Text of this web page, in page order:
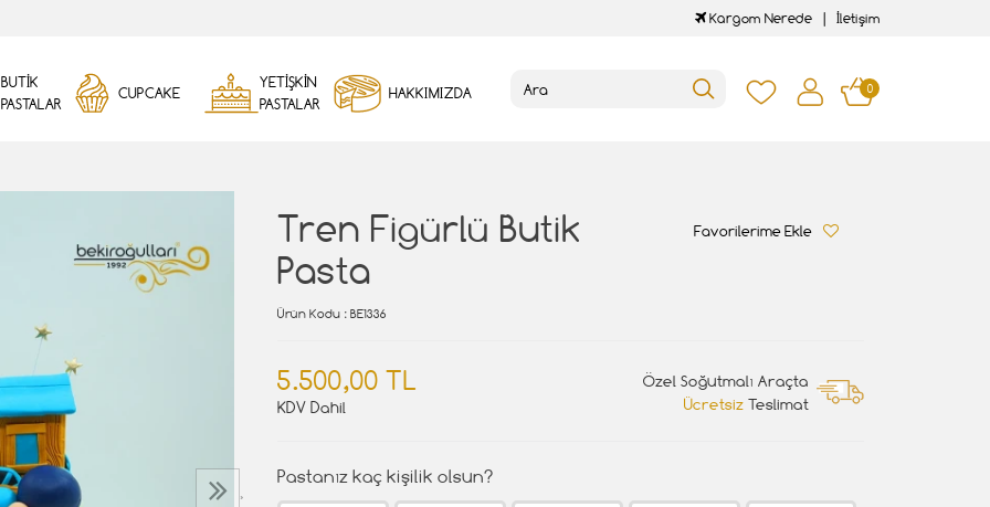
Kargom Nerede İletişim
BUTİK
PASTALAR
CUPCAKE
YETİŞKİN
PASTALAR
HAKKIMIZDA 0
›
Tren Figürlü Butik
Pasta
Favorilerime Ekle
Ürün Kodu : BE1336
5.500,00 TL
KDV Dahil
Özel Soğutmalı Araçta
Ücretsiz Teslimat
Pastanız kaç kişilik olsun?